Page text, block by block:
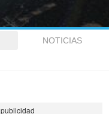
NOTICIAS